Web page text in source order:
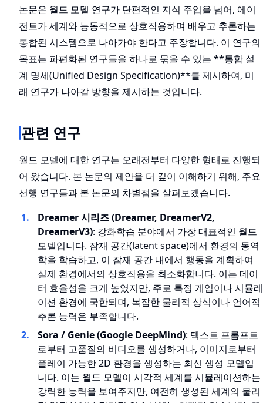
논문은 월드 모델 연구가 단편적인 지식 주입을 넘어, 에이
전트가 세계와 능동적으로 상호작용하며 배우고 추론하는
통합된 시스템으로 나아가야 한다고 주장합니다. 이 연구의
목표는 파편화된 연구들을 하나로 묶을 수 있는 **통합 설
계 명세(Unified Design Specification)**를 제시하여, 미
래 연구가 나아갈 방향을 제시하는 것입니다.
관련 연구
월드 모델에 대한 연구는 오래전부터 다양한 형태로 진행되
어 왔습니다. 본 논문의 제안을 더 깊이 이해하기 위해, 주요
선행 연구들과 본 논문의 차별점을 살펴보겠습니다.
Dreamer 시리즈 (Dreamer, DreamerV2,
DreamerV3): 강화학습 분야에서 가장 대표적인 월드
모델입니다. 잠재 공간(latent space)에서 환경의 동역
학을 학습하고, 이 잠재 공간 내에서 행동을 계획하여
실제 환경에서의 상호작용을 최소화합니다. 이는 데이
터 효율성을 크게 높였지만, 주로 특정 게임이나 시뮬레
이션 환경에 국한되며, 복잡한 물리적 상식이나 언어적
추론 능력은 부족합니다.
Sora / Genie (Google DeepMind): 텍스트 프롬프트
로부터 고품질의 비디오를 생성하거나, 이미지로부터
플레이 가능한 2D 환경을 생성하는 최신 생성 모델입
니다. 이는 월드 모델이 시각적 세계를 시뮬레이션하는
강력한 능력을 보여주지만, 여전히 생성된 세계의 물리